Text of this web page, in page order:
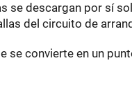
se descargan por sí
del circuito de
se convierte en un